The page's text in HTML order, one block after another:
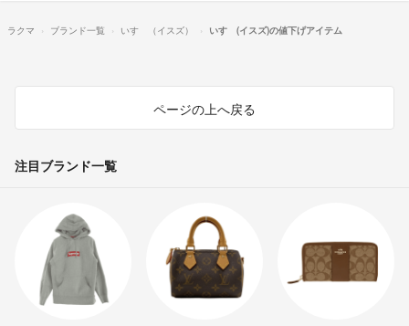
ラクマ ブランド一覧 いすゞ（イスズ） いすゞ(イスズ)の値下げアイテム
ページの上へ戻る
注目ブランド一覧